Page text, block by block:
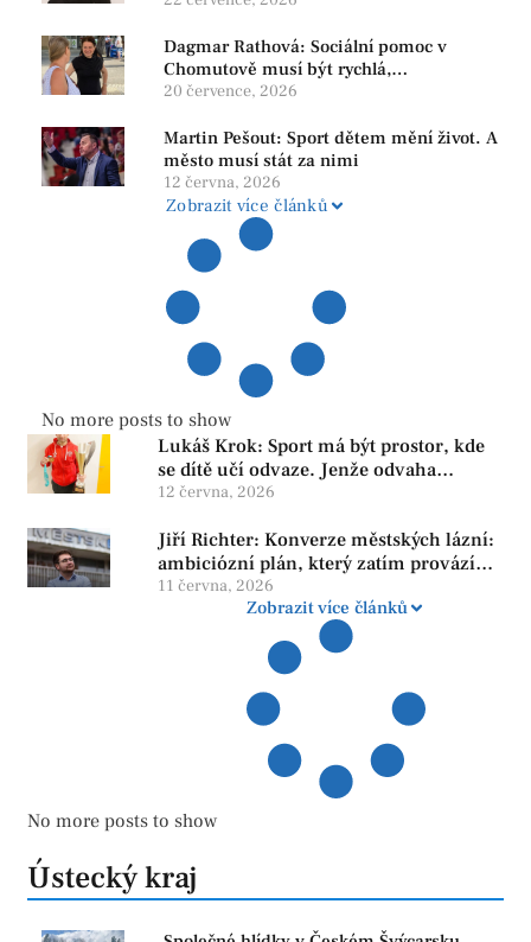
Dagmar Rathová: Sociální pomoc v
Chomutově musí být rychlá,
srozumitelná a férová. Ne udržovat lidi v
20 července, 2026
Martin Pešout: Sport dětem mění život. A
město musí stát za nimi
12 června, 2026
Zobrazit více článků
No more posts to show
Lukáš Krok: Sport má být prostor, kde
se dítě učí odvaze. Jenže odvaha
neroste tam, kde se bojí udělat chybu.
12 června, 2026
Jiří Richter: Konverze městských lázní:
ambiciózní plán, který zatím provází
více otazníků než jistot
11 června, 2026
Zobrazit více článků
No more posts to show
Ústecký kraj